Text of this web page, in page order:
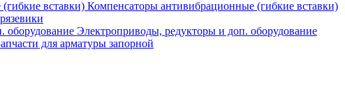
Компенсаторы антивибрационные (гибкие вставки)
Электроприводы, редукторы и доп. оборудование
для арматуры запорной